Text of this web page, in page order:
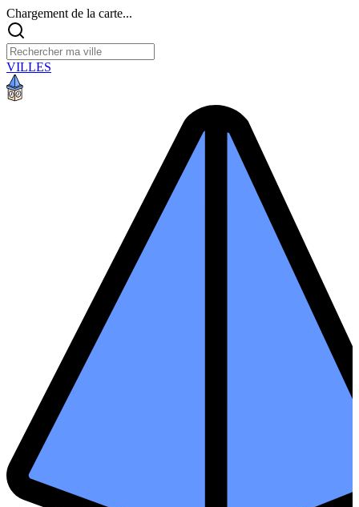
Chargement de la carte...
VILLES